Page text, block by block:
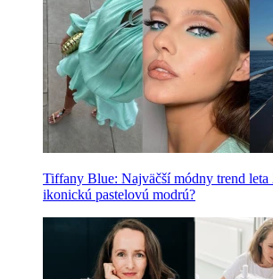
Tiffany Blue: Najväčší módny trend
ikonickú pastelovú modrú?